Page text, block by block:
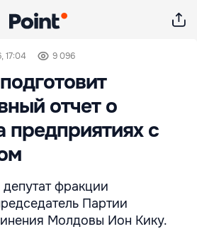
17:04 9 096
отчет о
предприятиях с
фракции
Партии
Молдовы Ион Кику.